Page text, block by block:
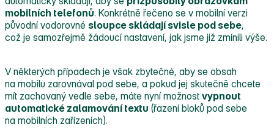
mobilních telefonů. Konkrétně řečeno se v mobilní verzi
původní vodorovné sloupce skládají svisle pod sebe,
což je samozřejmě žádoucí nastavení, jak jsme již zmínili výše.
V některých případech je však zbytečné, aby se obsah
na mobilu zarovnával pod sebe, a pokud jej skutečně chcete
mít zachovaný vedle sebe, máte nyní možnost vypnout
automatické zalamování textu (řazení bloků pod sebe
na mobilních zařízeních).